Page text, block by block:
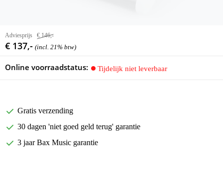
Adviesprijs € 146,-
€ 137,- (incl. 21% btw)
Online voorraadstatus: Tijdelijk niet leverbaar
Gratis verzending
30 dagen 'niet goed geld terug' garantie
3 jaar Bax Music garantie